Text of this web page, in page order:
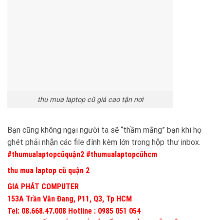
thu mua laptop cũ giá cao tận nơi
Bạn cũng không ngại người ta sẽ “thầm mắng” bạn khi họ
ghét phải nhận các file đính kèm lớn trong hộp thư inbox.
#thumualaptopcũquận2 #thumualaptopcũhcm
thu mua laptop cũ quận 2
GIA PHÁT COMPUTER
153A Trần Văn Đang, P11, Q3, Tp HCM
Tel: 08.668.47.008 Hotline : 0985 051 054